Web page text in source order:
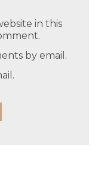
in this
by email.